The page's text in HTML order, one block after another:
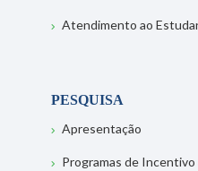
Atendimento ao
PESQUISA
Apresentação
Programas de Incentivo